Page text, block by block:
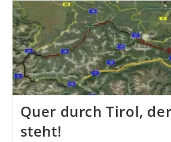
MTB
Tour
Durch
Tirol
Quer durch Tirol,
steht!